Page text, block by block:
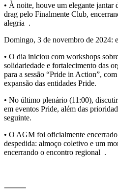
• À noite, houve um elegante jantar
drag pelo Finalmente Club,
alegria .
Domingo, 3 de novembro de 2024:
• O dia iniciou com workshops
solidariedade e fortalecimento das
para a sessão “Pride in Action”,
expansão das entidades Pride.
• No último plenário (11:00),
em eventos Pride, além das
seguinte.
• O AGM foi oficialmente
despedida: almoço coletivo e um
encerrando o encontro regional .
⸻